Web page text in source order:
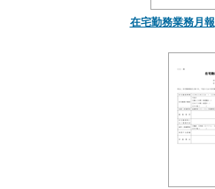
在宅勤務業務月報